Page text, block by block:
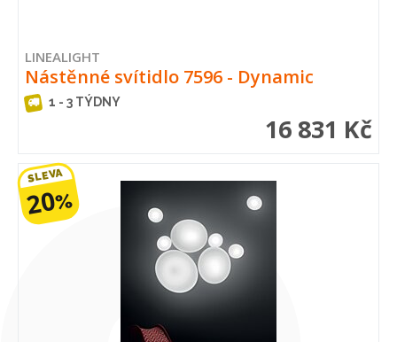
LINEALIGHT
Nástěnné svítidlo 7596 - Dynamic
1 - 3 TÝDNY
16 831 Kč
SLEVA
20%